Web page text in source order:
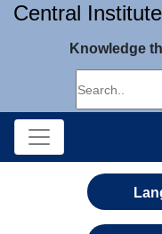
Central
Knowledge